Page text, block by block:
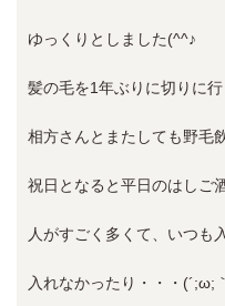
ゆっくりとしました(^^♪
髪の毛を1年ぶりに切りに行
相方さんとまたしても野毛
祝日となると平日のはしご
人がすごく多くて、いつも
入れなかったり・・・(´;ω;